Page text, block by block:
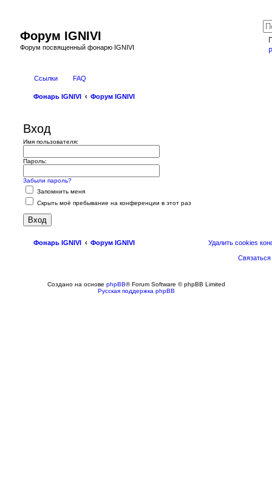
Форум IGNIVI
Форум посвященный фонарю IGNIVI
Ссылки FAQ
Фонарь IGNIVI Форум IGNIVI
Вход
Имя пользователя:
Пароль:
Забыли пароль?
Запомнить меня
Скрыть моё пребывание на конференции в этот раз
Фонарь IGNIVI Форум IGNIVI Удалить cookies
Создано на основе phpBB® Forum Software © phpBB Limited
Русская поддержка phpBB